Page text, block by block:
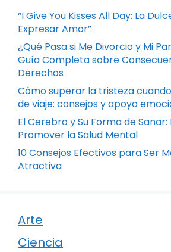
“I Give You Kisses All Day: La
Expresar Amor”
¿Qué Pasa si Me Divorcio y Mi
Guía Completa sobre
Derechos
Cómo superar la tristeza
de viaje: consejos y apoyo
El Cerebro y Su Forma de
Promover la Salud Mental
10 Consejos Efectivos para Ser
Atractiva
Arte
Ciencia